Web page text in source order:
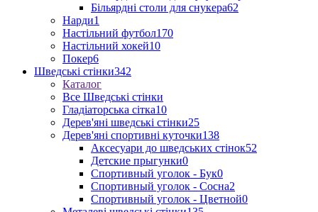
Більярдні столи для снукера62
Нарди1
Настільний футбол170
Настільний хокей10
Покер6
Шведські стінки342
Каталог
Все Шведські стінки
Гладіаторська сітка10
Дерев'яні шведські стінки25
Дерев'яні спортивні куточки138
Аксесуари до шведських стінок52
Детские прыгунки0
Спортивный уголок - Бук0
Спортивный уголок - Сосна2
Спортивный уголок - Цветной0